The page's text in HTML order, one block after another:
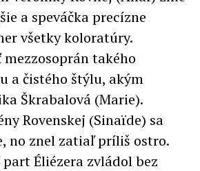
a speváčka precízne
všetky koloratúry.
takého
a čistého štýlu, akým
Škrabalová (Marie).
Rovenskej (Sinaïde) sa
no znel zatiaľ príliš ostro.
Éliézera zvládol bez